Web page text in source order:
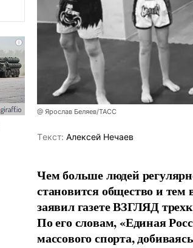
@ Ярослав Беляев/ТАСС
Tекст: Алексей Нечаев
Чем больше людей
становится общество и
заявил газете ВЗГЛЯД
По его словам, «Единая
массового спорта,